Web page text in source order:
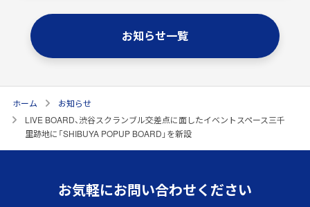
お知らせ一覧
ホーム
お知らせ
LIVE BOARD、渋谷スクランブル交差点に面したイベントスペース三千
里跡地に「SHIBUYA POPUP BOARD」を新設
お気軽にお問い合わせください